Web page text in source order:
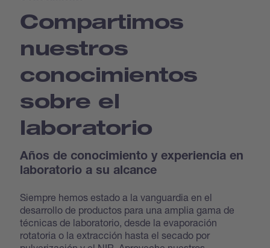
Compartimos
nuestros
conocimientos
sobre el
laboratorio
Años de conocimiento y experiencia en
laboratorio a su alcance
Siempre hemos estado a la vanguardia en el
desarrollo de productos para una amplia gama de
técnicas de laboratorio, desde la evaporación
rotatoria o la extracción hasta el secado por